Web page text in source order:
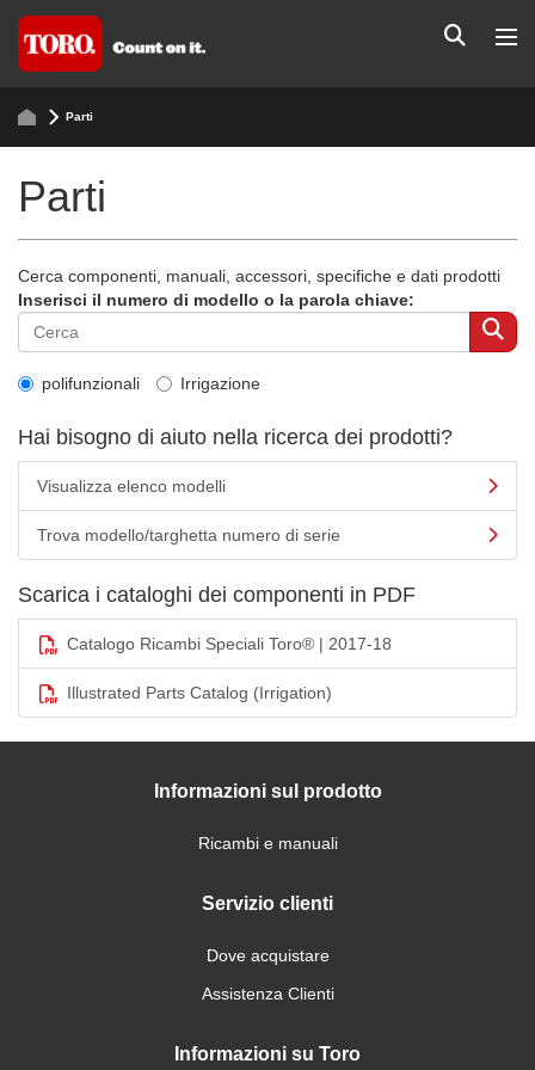
Parti
Parti
Cerca componenti, manuali, accessori, specifiche e dati prodotti
Inserisci il numero di modello o la parola chiave:
polifunzionali Irrigazione
Hai bisogno di aiuto nella ricerca dei prodotti?
Visualizza elenco modelli
Trova modello/targhetta numero di serie
Scarica i cataloghi dei componenti in PDF
Catalogo Ricambi Speciali Toro® | 2017-18
Illustrated Parts Catalog (Irrigation)
Informazioni sul prodotto
Ricambi e manuali
Servizio clienti
Dove acquistare
Assistenza Clienti
Informazioni su Toro